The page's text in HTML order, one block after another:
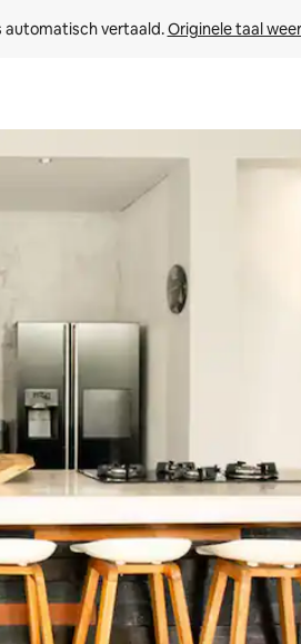
automatisch vertaald. Originele taal
omhoog en omlaag, óf door te